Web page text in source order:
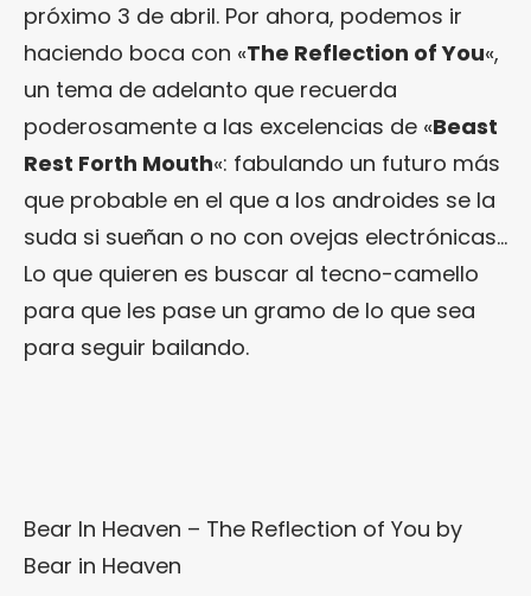
próximo 3 de abril. Por ahora, podemos ir
haciendo boca con «The Reflection of You«,
un tema de adelanto que recuerda
poderosamente a las excelencias de «Beast
Rest Forth Mouth«: fabulando un futuro más
que probable en el que a los androides se la
suda si sueñan o no con ovejas electrónicas…
Lo que quieren es buscar al tecno-camello
para que les pase un gramo de lo que sea
para seguir bailando.
Bear In Heaven – The Reflection of You by
Bear in Heaven